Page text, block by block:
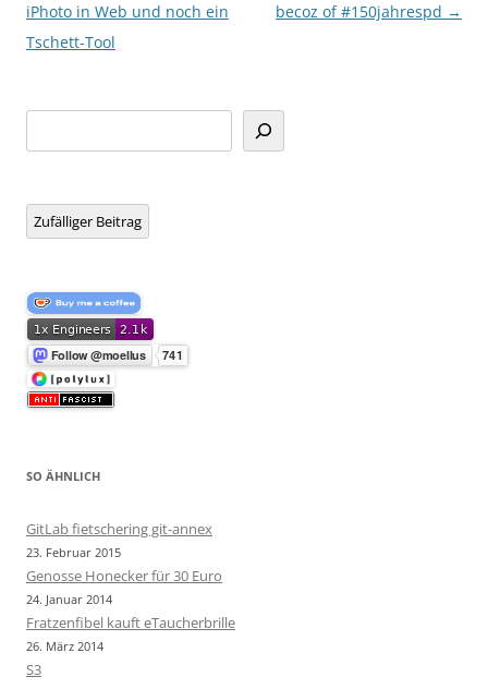
iPhoto in Web und noch ein
Tschett-Tool
becoz of #150jahrespd →
Zufälliger Beitrag
SO ÄHNLICH
GitLab fietschering git-annex
23. Februar 2015
Genosse Honecker für 30 Euro
24. Januar 2014
Fratzenfibel kauft eTaucherbrille
26. März 2014
S3